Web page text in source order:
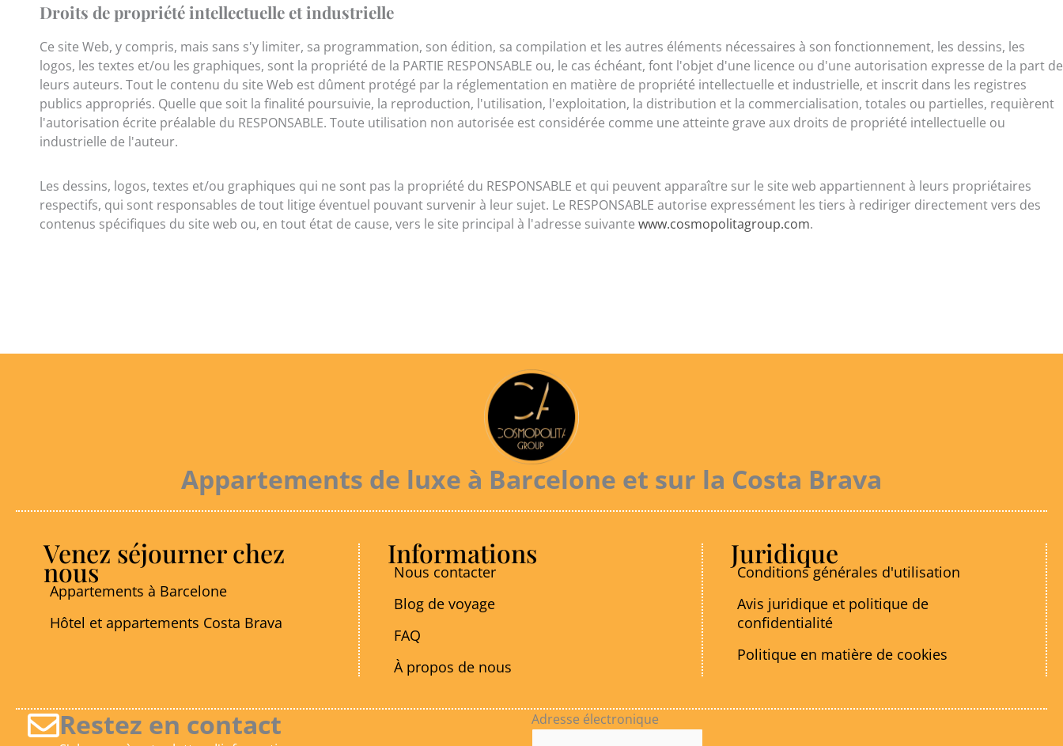
Droits de propriété intellectuelle et industrielle
Ce site Web, y compris, mais sans s'y limiter, sa programmation, son édition, sa compilation et les autres éléments nécessaires à son fonctionnement, les dessins, les
logos, les textes et/ou les graphiques, sont la propriété de la PARTIE RESPONSABLE ou, le cas échéant, font l'objet d'une licence ou d'une autorisation expresse de la part de
leurs auteurs. Tout le contenu du site Web est dûment protégé par la réglementation en matière de propriété intellectuelle et industrielle, et inscrit dans les registres
publics appropriés. Quelle que soit la finalité poursuivie, la reproduction, l'utilisation, l'exploitation, la distribution et la commercialisation, totales ou partielles, requièrent
l'autorisation écrite préalable du RESPONSABLE. Toute utilisation non autorisée est considérée comme une atteinte grave aux droits de propriété intellectuelle ou
industrielle de l'auteur.
Les dessins, logos, textes et/ou graphiques qui ne sont pas la propriété du RESPONSABLE et qui peuvent apparaître sur le site web appartiennent à leurs propriétaires
respectifs, qui sont responsables de tout litige éventuel pouvant survenir à leur sujet. Le RESPONSABLE autorise expressément les tiers à rediriger directement vers des
contenus spécifiques du site web ou, en tout état de cause, vers le site principal à l'adresse suivante www.cosmopolitagroup.com.
Appartements de luxe à Barcelone et sur la Costa Brava
Venez séjourner chez
nous
Appartements à Barcelone
Hôtel et appartements Costa Brava
Informations
Nous contacter
Blog de voyage
FAQ
À propos de nous
Juridique
Conditions générales d'utilisation
Avis juridique et politique de
confidentialité
Politique en matière de cookies
Restez en contact Adresse électronique